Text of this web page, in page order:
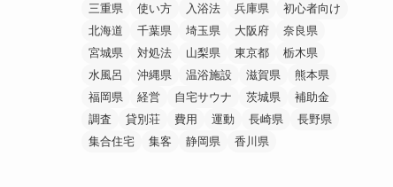
三重県
使い方 入浴法 兵庫県
初心者向け
北海道
千葉県 埼玉県 大阪府
奈良県
宮城県
対処法 山梨県 東京都
栃木県
水風呂
沖縄県 温浴施設 滋賀県
熊本県
福岡県
経営 自宅サウナ 茨城県
補助金
調査
貸別荘 費用 運動 長崎県
長野県
集合住宅
集客 静岡県 香川県